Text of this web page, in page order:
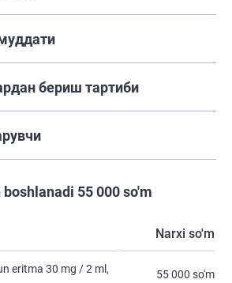
бериш тартиби
55 000 so'm
Narxi so'm
eritma 30 mg / 2 ml,
55 000 so'm